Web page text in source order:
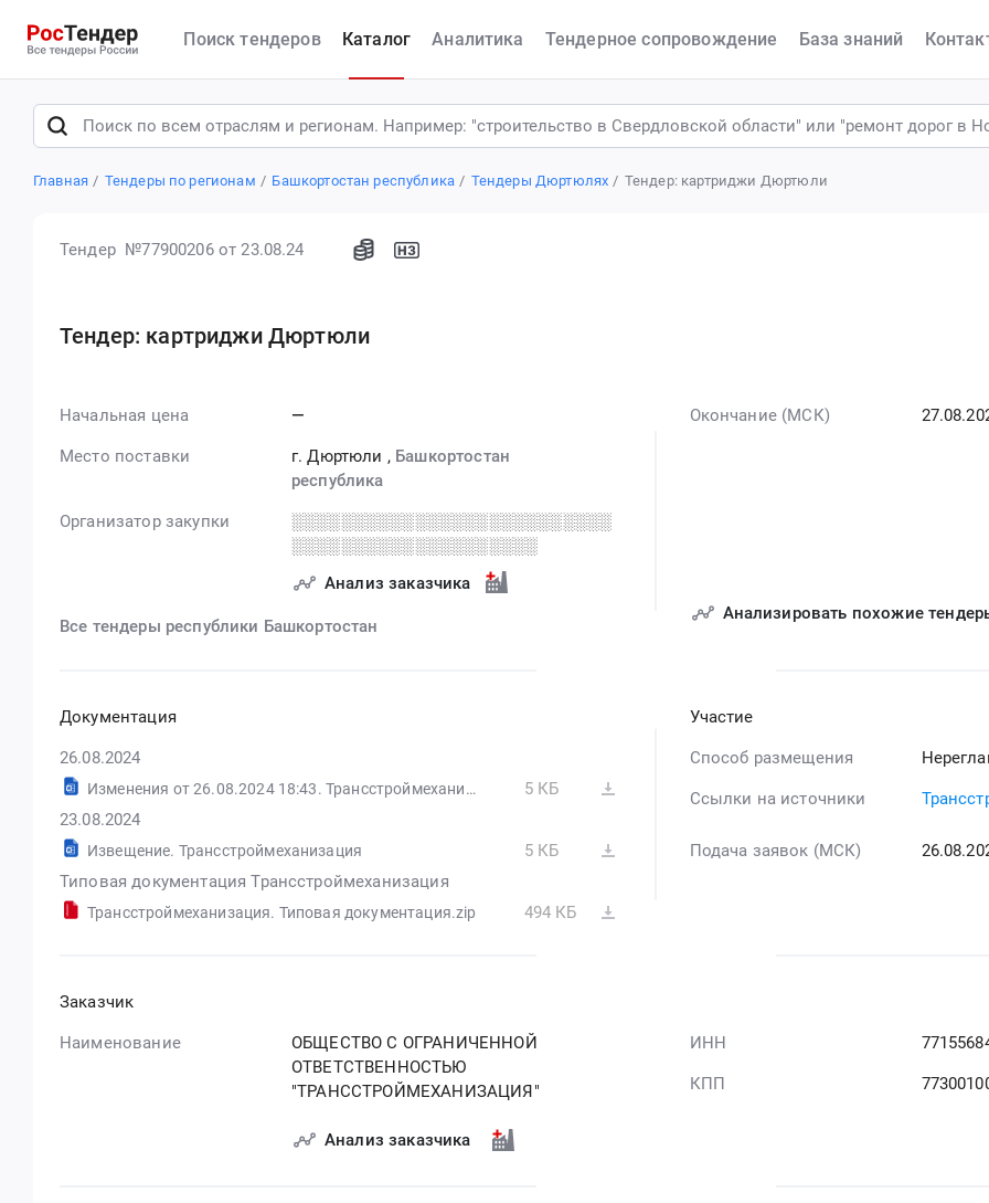
Поиск тендеров Каталог Аналитика Тендерное сопровождение База знаний
Главная Тендеры по регионам Башкортостан республика Тендеры Дюртюлях Тендер: картриджи Дюртюли
Тендер №77900206от 23.08.24
Тендер: картриджи Дюртюли
Начальная цена —
Место поставки г. Дюртюли , Башкортостан
республика
Организатор закупки
░░░░░░░░░░░░░░░░░░░░░░░░░░
░░░░░░░░░░░░░░░░░░░░
Анализ заказчика
Все тендеры республики Башкортостан
Окончание (МСК)
Анализировать похожие
Документация
26.08.2024
Изменения от 26.08.2024 18:43. Трансстроймеханизация
5 КБ
23.08.2024
Извещение. Трансстроймеханизация
5 КБ
Типовая документация Трансстроймеханизация
Трансстроймеханизация. Типовая документация.zip 494 КБ
Участие
Способ размещения
Ссылки на источники
Подача заявок (МСК)
Заказчик
Наименование
ОБЩЕСТВО С ОГРАНИЧЕННОЙ
ОТВЕТСТВЕННОСТЬЮ
"ТРАНССТРОЙМЕХАНИЗАЦИЯ"
Анализ заказчика
ИНН
КПП